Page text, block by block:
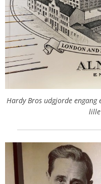
Hardy Bros udgjorde
lille